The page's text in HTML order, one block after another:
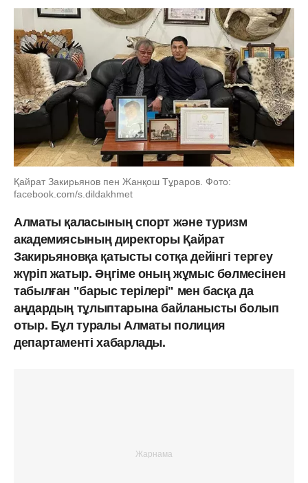
Қайрат Закирьянов пен Жанқош Тұраров. Фото:
facebook.com/s.dildakhmet
Алматы қаласының спорт және туризм
академиясының директоры Қайрат
Закирьяновқа қатысты сотқа дейінгі тергеу
жүріп жатыр. Әңгіме оның жұмыс бөлмесінен
табылған "барыс терілері" мен басқа да
аңдардың тұлыптарына байланысты болып
отыр. Бұл туралы Алматы полиция
департаменті хабарлады.